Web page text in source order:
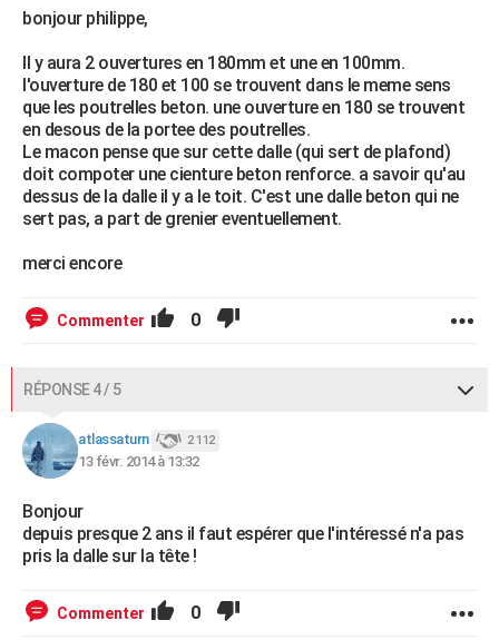
bonjour philippe,
Il y aura 2 ouvertures en 180mm et une en 100mm.
l'ouverture de 180 et 100 se trouvent dans le meme sens
que les poutrelles beton. une ouverture en 180 se trouvent
en desous de la portee des poutrelles.
Le macon pense que sur cette dalle (qui sert de plafond)
doit compoter une cienture beton renforce. a savoir qu'au
dessus de la dalle il y a le toit. C'est une dalle beton qui ne
sert pas, a part de grenier eventuellement.
merci encore
Commenter 0
RÉPONSE 4 / 5
atlassaturn 2 112
13 févr. 2014 à 13:32
Bonjour
depuis presque 2 ans il faut espérer que l'intéressé n'a pas
pris la dalle sur la tête !
Commenter 0